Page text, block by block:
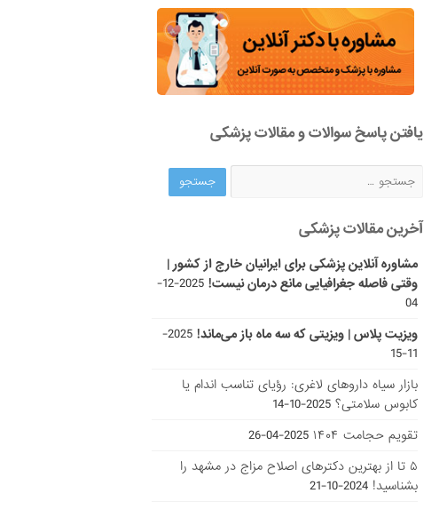
یافتن پاسخ سوالات و مقالات پزشکی
آخرین مقالات پزشکی
مشاوره آنلاین پزشکی برای ایرانیان خارج از کشور |
وقتی فاصله جغرافیایی مانع درمان نیست!
2025-12-
04
ویزیت پلاس | ویزیتی که سه ماه باز می‌ماند!
2025-
11-15
بازار سیاه داروهای لاغری: رؤیای تناسب اندام یا
کابوس سلامتی؟ 2025-10-14
تقویم حجامت ۱۴۰۴
2025-04-26
۵ تا از بهترین دکتر‌های اصلاح مزاج در مشهد را
بشناسید! 2024-10-21